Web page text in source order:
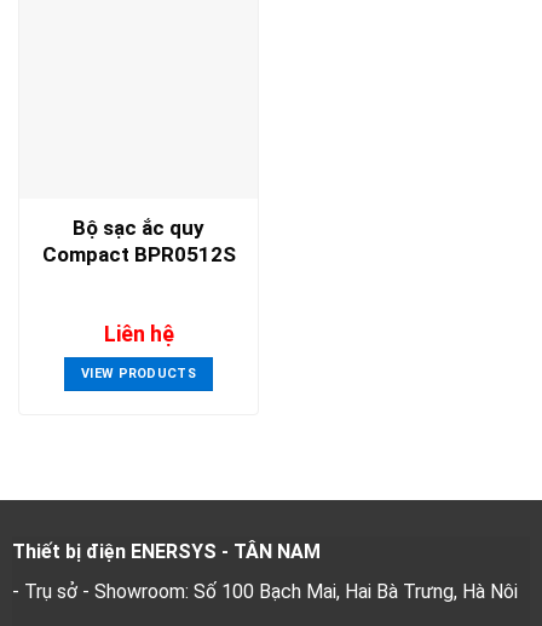
Bộ sạc ắc quy
Compact BPR0512S
Liên hệ
VIEW PRODUCTS
Thiết bị điện ENERSYS - TÂN NAM
- Trụ sở - Showroom: Số 100 Bạch Mai, Hai Bà Trưng, Hà Nôi